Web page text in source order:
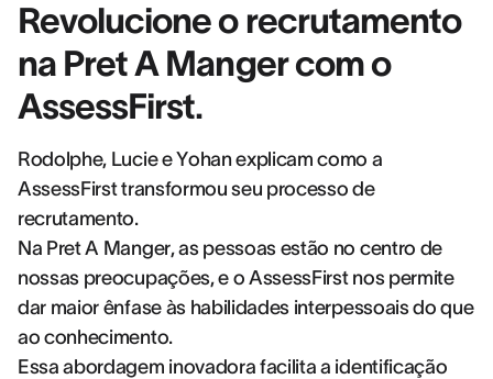
Revolucione o recrutamento
na Pret A Manger com o
AssessFirst.
Rodolphe, Lucie e Yohan explicam como a
AssessFirst transformou seu processo de
recrutamento.
Na Pret A Manger, as pessoas estão no centro de
nossas preocupações, e o AssessFirst nos permite
dar maior ênfase às habilidades interpessoais do que
ao conhecimento.
Essa abordagem inovadora facilita a identificação